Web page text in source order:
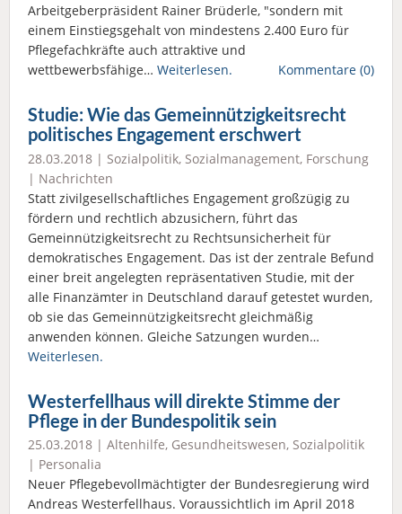
Arbeitgeberpräsident Rainer Brüderle, "sondern mit
einem Einstiegsgehalt von mindestens 2.400 Euro für
Pflegefachkräfte auch attraktive und
wettbewerbsfähige… Weiterlesen. Kommentare (0)
Studie: Wie das Gemeinnützigkeitsrecht
politisches Engagement erschwert
28.03.2018 | Sozialpolitik, Sozialmanagement, Forschung
| Nachrichten
Statt zivilgesellschaftliches Engagement großzügig zu
fördern und rechtlich abzusichern, führt das
Gemeinnützigkeitsrecht zu Rechtsunsicherheit für
demokratisches Engagement. Das ist der zentrale Befund
einer breit angelegten repräsentativen Studie, mit der
alle Finanzämter in Deutschland darauf getestet wurden,
ob sie das Gemeinnützigkeitsrecht gleichmäßig
anwenden können. Gleiche Satzungen wurden…
Weiterlesen.
Westerfellhaus will direkte Stimme der
Pflege in der Bundespolitik sein
25.03.2018 | Altenhilfe, Gesundheitswesen, Sozialpolitik
| Personalia
Neuer Pflegebevollmächtigter der Bundesregierung wird
Andreas Westerfellhaus. Voraussichtlich im April 2018